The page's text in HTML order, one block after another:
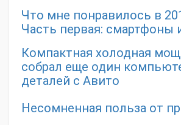
Что мне понравилось в
Часть первая: смартфоны
Компактная холодная
собрал еще один
деталей с Авито
Несомненная польза от